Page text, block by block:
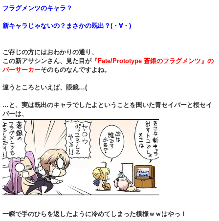
フラグメンツのキャラ？
新キャラじゃないの？まさかの既出？(・∀・)
ご存じの方にはおわかりの通り、
この新アサシンさん、見た目が『Fate/Prototype 蒼銀のフラグメンツ』の
バーサーカーそのものなんですよね。
違うところといえば、眼鏡…(
…と、実は既出のキャラでしたよということを聞いた青セイバーと桜セイ
バーは、
一瞬で手のひらを返したように冷めてしまった模様ｗｗはやっ！